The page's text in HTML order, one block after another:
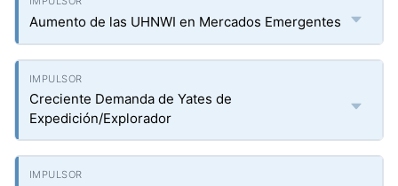
Aumento de las UHNWI en Mercados Emergentes
Creciente Demanda de Yates de
Expedición/Explorador